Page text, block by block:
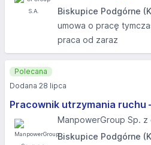
Biskupice Podgórne
umowa o pracę
praca od zaraz
Pracownik utrzymania ruchu
ManpowerGroup Sp. z
Biskupice Podgórne
Polecana
Dodana 28 lipca